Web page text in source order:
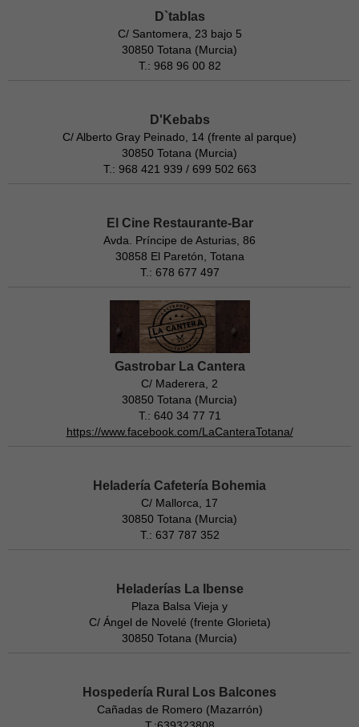
D`tablas
C/ Santomera, 23 bajo 5
30850 Totana (Murcia)
T.: 968 96 00 82
D'Kebabs
C/ Alberto Gray Peinado, 14 (frente al parque)
30850 Totana (Murcia)
T.: 968 421 939 / 699 502 663
El Cine Restaurante-Bar
Avda. Príncipe de Asturias, 86
30858 El Paretón, Totana
T.: 678 677 497
Gastrobar La Cantera
C/ Maderera, 2
30850 Totana (Murcia)
T.: 640 34 77 71
https://www.facebook.com/LaCanteraTotana/
Heladería Cafetería Bohemia
C/ Mallorca, 17
30850 Totana (Murcia)
T.: 637 787 352
Heladerías La Ibense
Plaza Balsa Vieja y
C/ Ángel de Novelé (frente Glorieta)
30850 Totana (Murcia)
Hospedería Rural Los Balcones
Cañadas de Romero (Mazarrón)